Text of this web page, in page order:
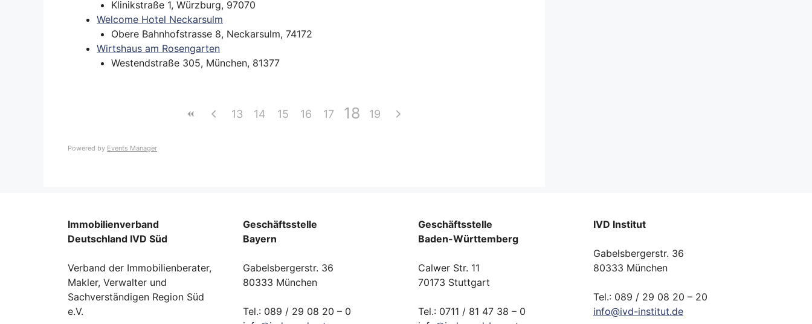
Orte mit vielen Veranstaltungen?
Klinikstraße 1, Würzburg, 97070
Welcome Hotel Neckarsulm
Obere Bahnhofstrasse 8, Neckarsulm, 74172
Wirtshaus am Rosengarten
Westendstraße 305, München, 81377
13 14 15 16 17 18 19
Powered by Events Manager
Immobilienverband
Deutschland IVD Süd
Verband der Immobilienberater,
Makler, Verwalter und
Sachverständigen Region Süd
e.V.
Geschäftsstelle
Bayern
Gabelsbergerstr. 36
80333 München
Tel.: 089 / 29 08 20 – 0
Geschäftsstelle
Baden-Württemberg
Calwer Str. 11
70173 Stuttgart
Tel.: 0711 / 81 47 38 – 0
IVD Institut
Gabelsbergerstr. 36
80333 München
Tel.: 089 / 29 08 20 – 20
info@ivd-institut.de